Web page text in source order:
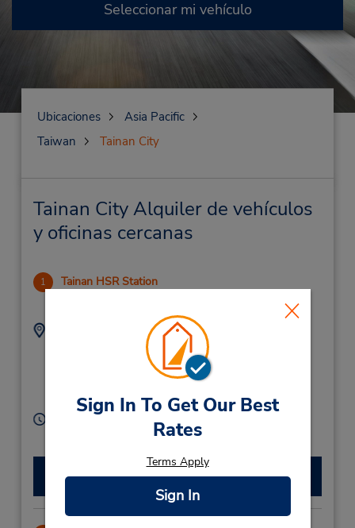
Sign In To Get Our Best
Rates
Terms Apply
Sign In
Seleccionar mi vehículo
Ubicaciones
Asia Pacific
Taiwan
Tainan City
Tainan City Alquiler de vehículos
y oficinas cercanas
1 Tainan HSR Station
Dirección:
No 2, Gaotie 1st Rd ,
Taiwan
Teléfono:
(886) 2 66206660
Horario de servicio:
Sun - Sat 8:00 AM - 6:00 PM
Hacer una reservación